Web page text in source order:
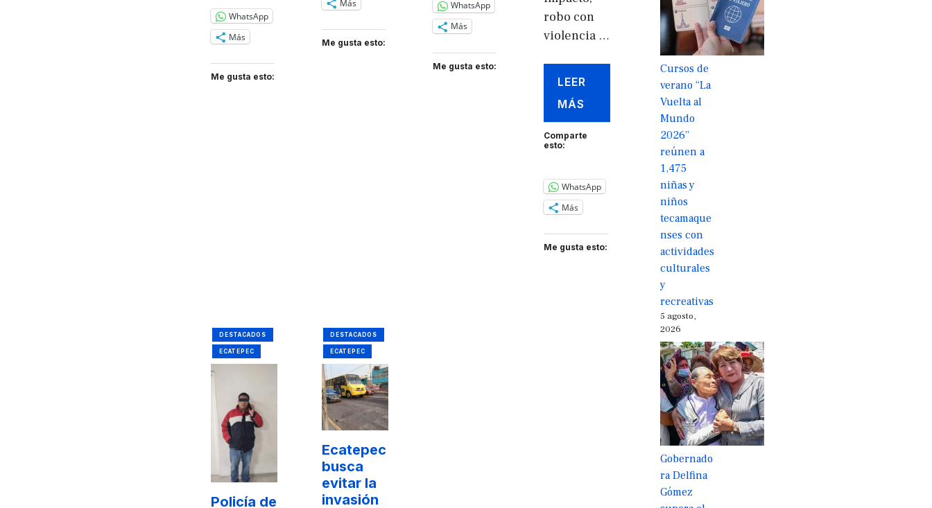
WhatsApp
Más
Me gusta esto:
Más
Me gusta esto:
WhatsApp
Más
Me gusta esto:
robo con
violencia …
LEER
MÁS
Comparte
esto:
WhatsApp
Más
Me gusta esto:
DESTACADOS
ECATEPEC
Policía de
DESTACADOS
ECATEPEC
Ecatepec
busca
evitar la
invasión
Cursos de
verano “La
Vuelta al
Mundo
2026”
reúnen a
1,475
niñas y
niños
tecamaque
nses con
actividades
culturales
y
recreativas
5 agosto,
2026
Gobernado
ra Delfina
Gómez